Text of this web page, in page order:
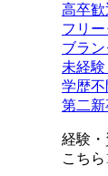
高卒歓
フリ
ブラ
未経
学歴不
第二新
経験・
こち